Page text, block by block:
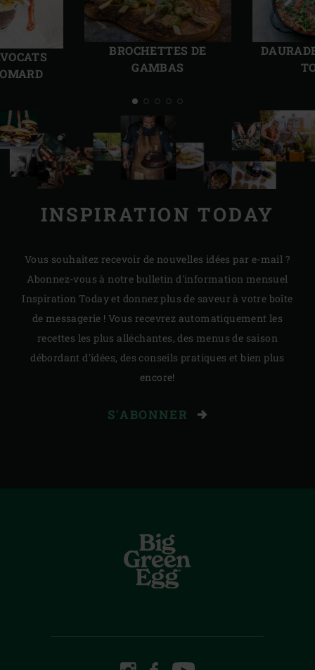
BROCHETTES DE
GAMBAS
Diapo
INSPIRATION TODAY
Vous souhaitez recevoir de nouvelles idées par e-mail ?
Abonnez-vous à notre bulletin d'information mensuel
Inspiration Today et donnez plus de saveur à votre boîte
de messagerie ! Vous recevrez automatiquement les
recettes les plus alléchantes, des menus de saison
débordant d'idées, des conseils pratiques et bien plus
encore!
S'ABONNER